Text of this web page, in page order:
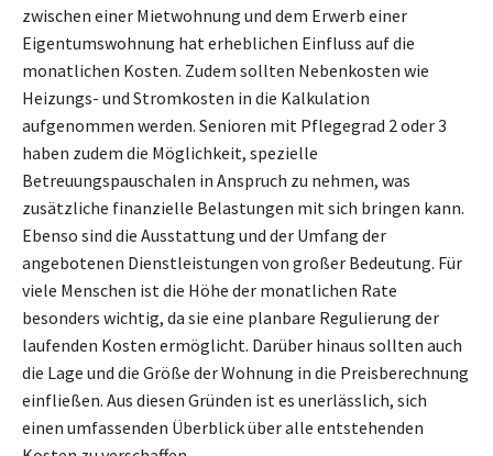
zwischen einer Mietwohnung und dem Erwerb einer
Eigentumswohnung hat erheblichen Einfluss auf die
monatlichen Kosten. Zudem sollten Nebenkosten wie
Heizungs- und Stromkosten in die Kalkulation
aufgenommen werden. Senioren mit Pflegegrad 2 oder 3
haben zudem die Möglichkeit, spezielle
Betreuungspauschalen in Anspruch zu nehmen, was
zusätzliche finanzielle Belastungen mit sich bringen kann.
Ebenso sind die Ausstattung und der Umfang der
angebotenen Dienstleistungen von großer Bedeutung. Für
viele Menschen ist die Höhe der monatlichen Rate
besonders wichtig, da sie eine planbare Regulierung der
laufenden Kosten ermöglicht. Darüber hinaus sollten auch
die Lage und die Größe der Wohnung in die Preisberechnung
einfließen. Aus diesen Gründen ist es unerlässlich, sich
einen umfassenden Überblick über alle entstehenden